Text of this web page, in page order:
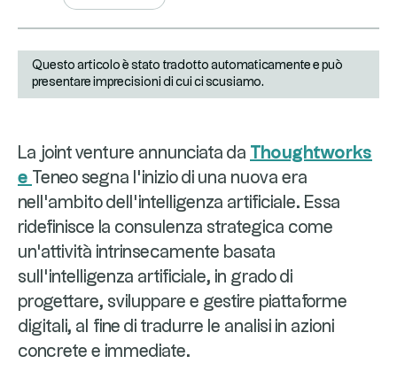
Questo articolo è stato tradotto automaticamente e può
presentare imprecisioni di cui ci scusiamo.
La joint venture annunciata da Thoughtworks
e Teneo segna l'inizio di una nuova era
nell'ambito dell'intelligenza artificiale. Essa
ridefinisce la consulenza strategica come
un'attività intrinsecamente basata
sull'intelligenza artificiale, in grado di
progettare, sviluppare e gestire piattaforme
digitali, al fine di tradurre le analisi in azioni
concrete e immediate.